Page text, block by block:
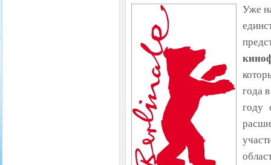
Уже
года
году